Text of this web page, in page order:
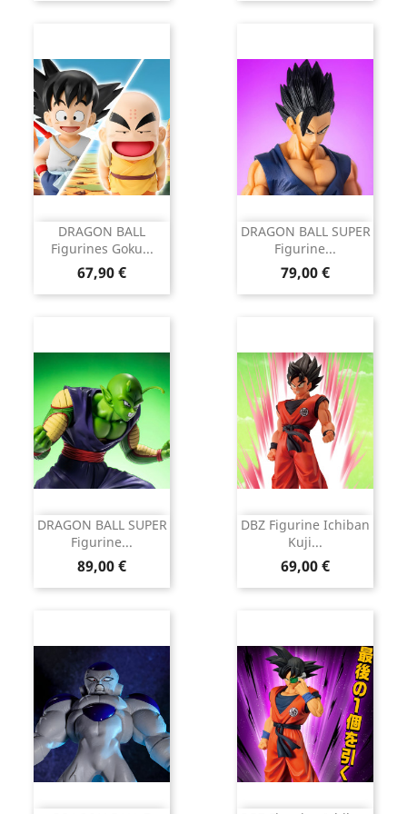
DRAGON BALL
Figurines Goku...
Prix
67,90 €
DRAGON BALL SUPER
Figurine...
Prix
79,00 €
DRAGON BALL SUPER
Figurine...
Prix
89,00 €
DBZ Figurine Ichiban
Kuji...
Prix
69,00 €